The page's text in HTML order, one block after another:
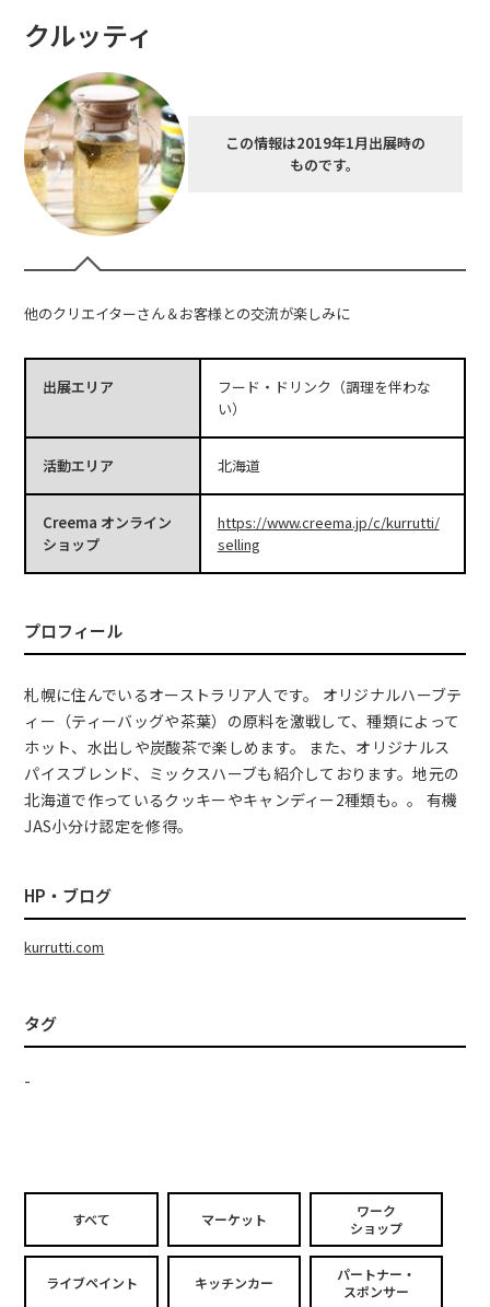
クルッティ
この情報は2019年1月出展時の
ものです。
他のクリエイターさん＆お客様との交流が楽しみに
出展エリア
フード・ドリンク（調理を伴わな
い）
活動エリア 北海道
Creema オンライン
ショップ
https://www.creema.jp/c/kurrutti/
selling
プロフィール
札幌に住んでいるオーストラリア人です。 オリジナルハーブテ
ィー（ティーバッグや茶葉）の原料を激戦して、種類によって
ホット、水出しや炭酸茶で楽しめます。 また、オリジナルス
パイスブレンド、ミックスハーブも紹介しております。地元の
北海道で作っているクッキーやキャンディー2種類も。。 有機
JAS小分け認定を修得。
HP・ブログ
kurrutti.com
タグ
-
すべて マーケット
ワーク
ショップ
ライブペイント キッチンカー
パートナー・
スポンサー